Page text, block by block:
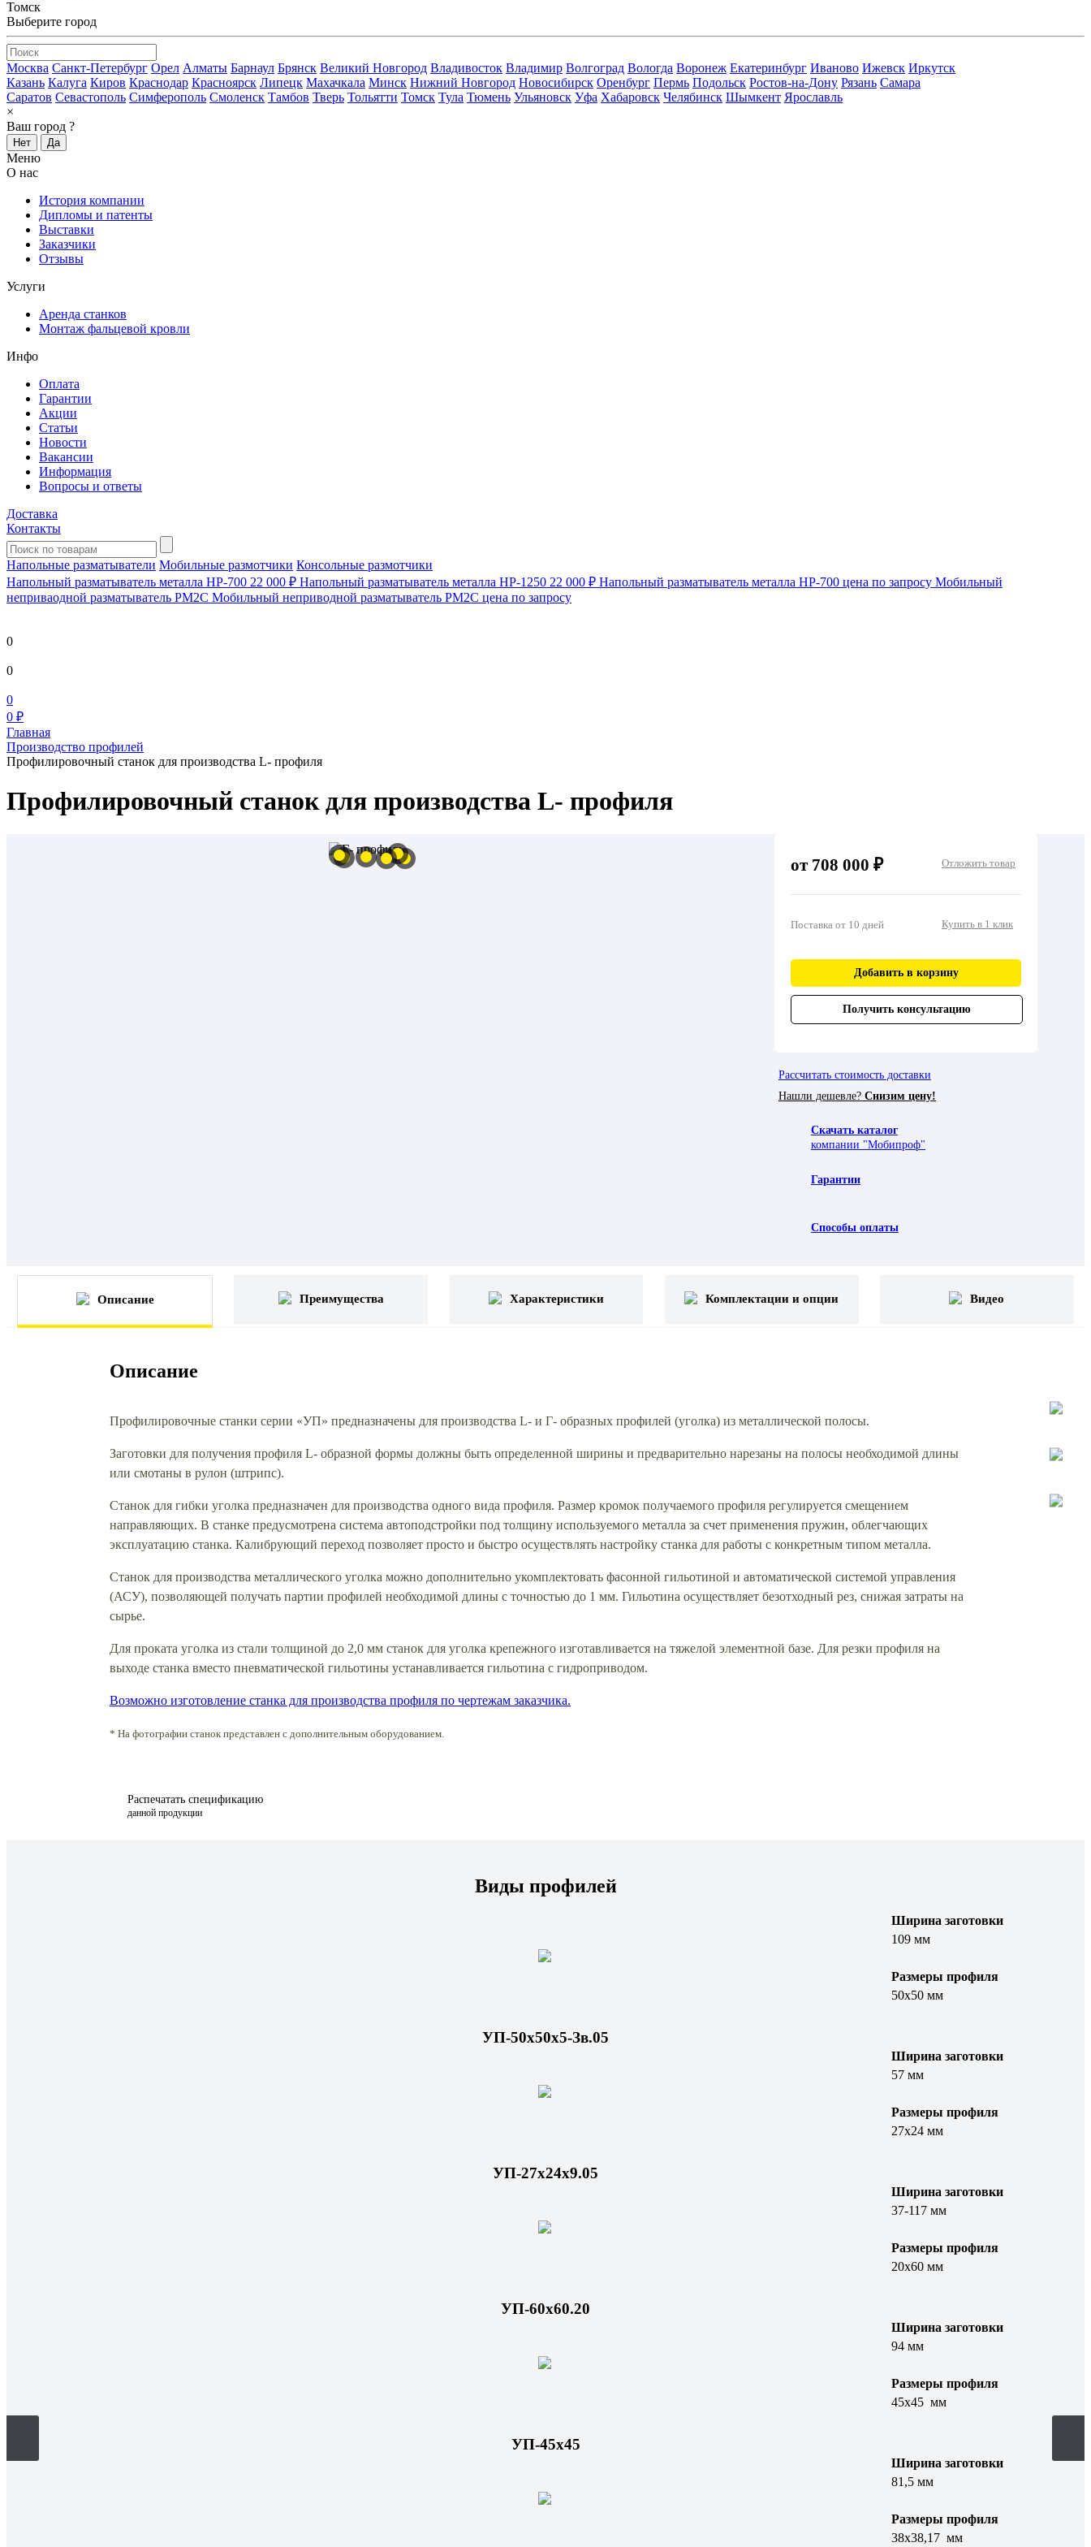
Томск
Выберите город
Москва Санкт-Петербург Орел Алматы Барнаул Брянск Великий Новгород Владивосток Владимир Волгоград Вологда Воронеж Екатеринбург Иваново Ижевск Иркутск
Казань Калуга Киров Краснодар Красноярск Липецк Махачкала Минск Нижний Новгород Новосибирск Оренбург Пермь Подольск Ростов-на-Дону Рязань Самара
Саратов Севастополь Симферополь Смоленск Тамбов Тверь Тольятти Томск Тула Тюмень Ульяновск Уфа Хабаровск Челябинск Шымкент Ярославль
×
Ваш город ?
Нет Да
Меню
О нас
История компании
Дипломы и патенты
Выставки
Заказчики
Отзывы
Услуги
Аренда станков
Монтаж фальцевой кровли
Инфо
Оплата
Гарантии
Акции
Статьи
Новости
Вакансии
Информация
Вопросы и ответы
Доставка
Контакты
Напольные разматыватели Мобильные размотчики Консольные размотчики
Напольный разматыватель металла HP-700 22 000 ₽ Напольный разматыватель металла HP-1250 22 000 ₽ Напольный разматыватель металла HP-700 цена по запросу Мобильный
непривaодной разматыватель РМ2С Мобильный неприводной разматыватель РМ2С цена по запросу
0
0
0
0 ₽
Главная
Производство профилей
Профилировочный станок для производства L- профиля
Профилировочный станок для производства L- профиля
от 708 000 ₽ Отложить товар
Поставка от 10 дней Купить в 1 клик
Добавить в корзину
Получить консультацию
Рассчитать стоимость доставки
Нашли дешевле? Снизим цену!
Скачать каталог
компании "Мобипроф"
Гарантии
Способы оплаты
Описание Преимущества Характеристики Комплектации и опции Видео
Описание
Профилировочные станки серии «УП» предназначены для производства L- и Г- образных профилей (уголка) из металлической полосы.
Заготовки для получения профиля L- образной формы должны быть определенной ширины и предварительно нарезаны на полосы необходимой длины
или смотаны в рулон (штрипс).
Станок для гибки уголка предназначен для производства одного вида профиля. Размер кромок получаемого профиля регулируется смещением
направляющих. В станке предусмотрена система автоподстройки под толщину используемого металла за счет применения пружин, облегчающих
эксплуатацию станка. Калибрующий переход позволяет просто и быстро осуществлять настройку станка для работы с конкретным типом металла.
Станок для производства металлического уголка можно дополнительно укомплектовать фасонной гильотиной и автоматической системой управления
(АСУ), позволяющей получать партии профилей необходимой длины с точностью до 1 мм. Гильотина осуществляет безотходный рез, снижая затраты на
сырье.
Для проката уголка из стали толщиной до 2,0 мм станок для уголка крепежного изготавливается на тяжелой элементной базе. Для резки профиля на
выходе станка вместо пневматической гильотины устанавливается гильотина с гидроприводом.
Возможно изготовление станка для производства профиля по чертежам заказчика.
* На фотографии станок представлен с дополнительным оборудованием.
Распечатать спецификацию
данной продукции
Виды профилей
Ширина заготовки
109 мм
Размеры профиля
50х50 мм
УП-50х50х5-Зв.05
Ширина заготовки
57 мм
Размеры профиля
27х24 мм
УП-27x24x9.05
Ширина заготовки
37-117 мм
Размеры профиля
20х60 мм
УП-60х60.20
Ширина заготовки
94 мм
Размеры профиля
45х45 мм
УП-45х45
Ширина заготовки
81,5 мм
Размеры профиля
38х38,17 мм